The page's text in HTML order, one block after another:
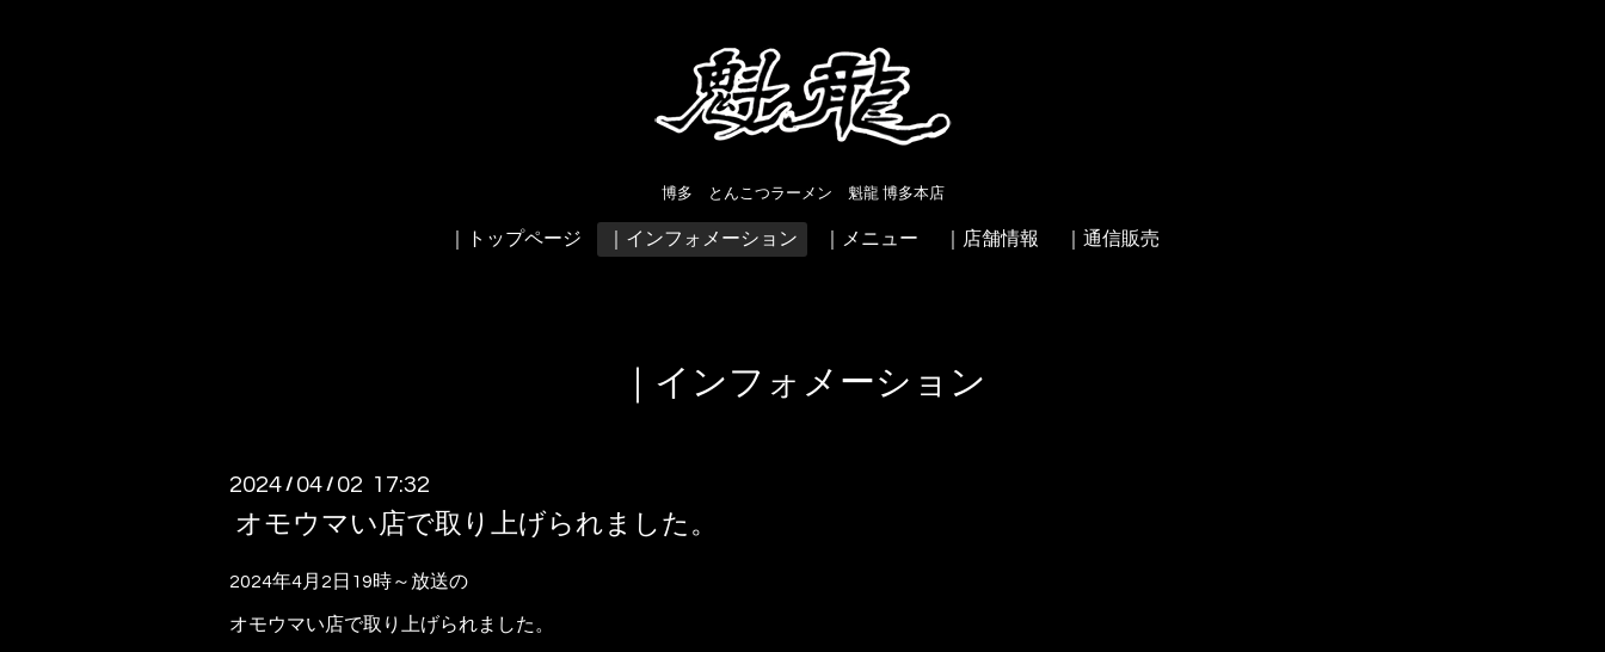
博多 とんこつラーメン 魁龍 博多本店
｜トップページ ｜インフォメーション ｜メニュー ｜店舗情報 ｜通信販売
｜インフォメーション
2024 / 04 / 02 17:32
オモウマい店で取り上げられました。
2024年4月2日19時～放送の
オモウマい店で取り上げられました。